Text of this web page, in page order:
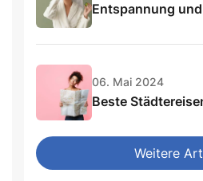
Entspannung
06. Mai 2024
Beste
Weitere